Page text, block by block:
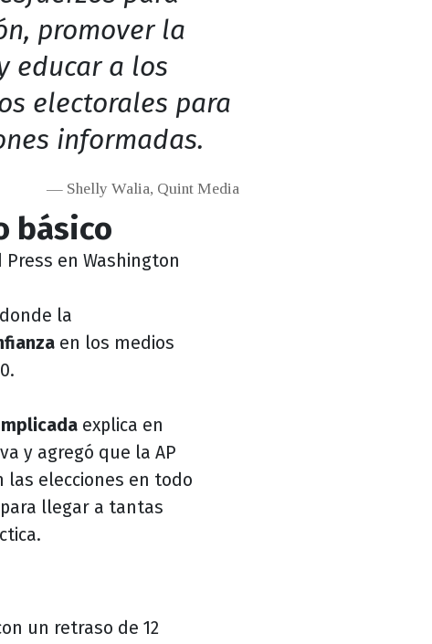
promover la
educar a los
electorales para
informadas.
Shelly Walia, Quint Media
básico
en Washington
la
en los medios
explica en
y agregó que la AP
elecciones en todo
para llegar a tantas
un retraso de 12